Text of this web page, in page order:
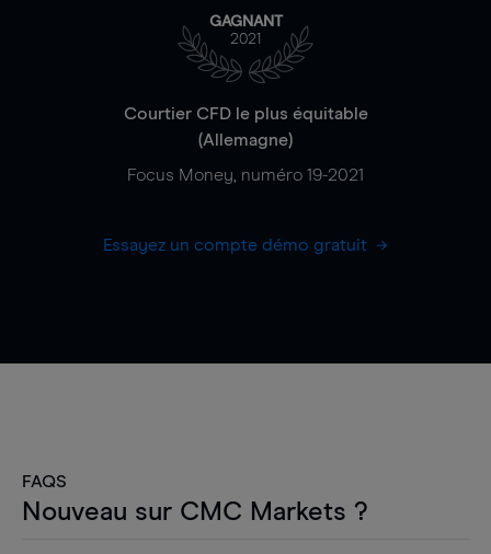
GAGNANT
2021
Courtier CFD le plus équitable
(Allemagne)
Focus Money, numéro 19-2021
Essayez un compte démo gratuit
FAQS
Nouveau sur CMC Markets ?